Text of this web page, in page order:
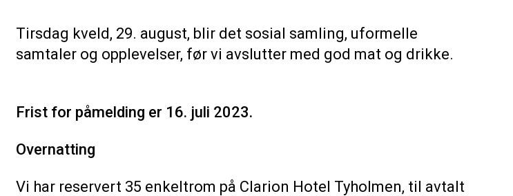
Tirsdag kveld, 29. august, blir det sosial samling, uformelle
samtaler og opplevelser, før vi avslutter med god mat og drikke.
Frist for påmelding er 16. juli 2023.
Overnatting
Vi har reservert 35 enkeltrom på Clarion Hotel Tyholmen, til avtalt